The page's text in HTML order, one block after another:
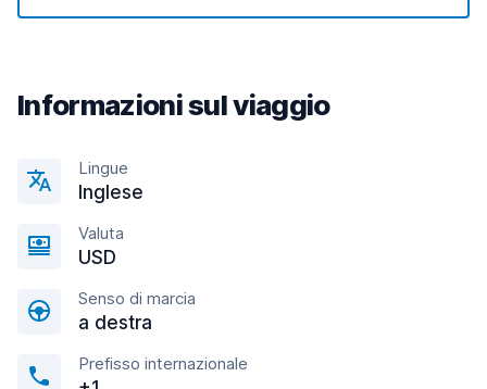
Informazioni sul viaggio
Lingue
Inglese
Valuta
USD
Senso di marcia
a destra
Prefisso internazionale